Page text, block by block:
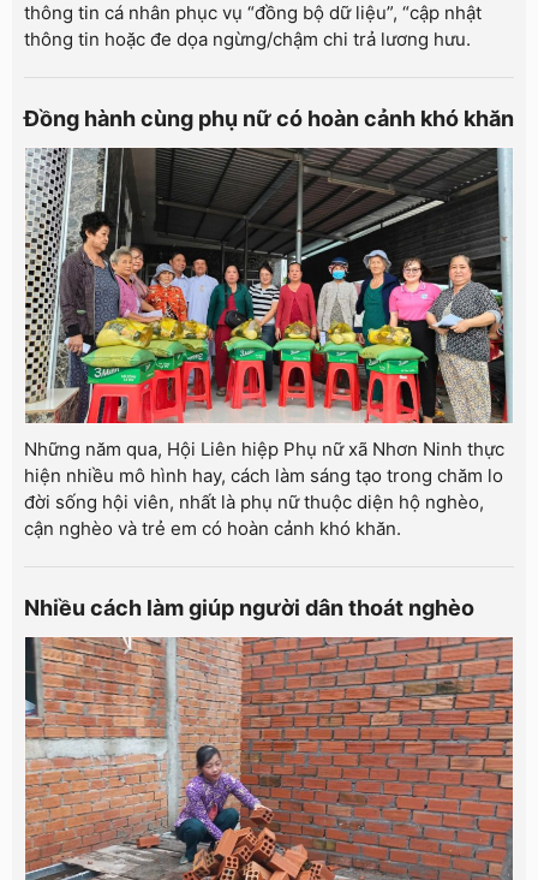
thông tin cá nhân phục vụ “đồng bộ dữ liệu”, “cập nhật
thông tin hoặc đe dọa ngừng/chậm chi trả lương hưu.
Đồng hành cùng phụ nữ có hoàn cảnh khó khăn
Những năm qua, Hội Liên hiệp Phụ nữ xã Nhơn Ninh thực
hiện nhiều mô hình hay, cách làm sáng tạo trong chăm lo
đời sống hội viên, nhất là phụ nữ thuộc diện hộ nghèo,
cận nghèo và trẻ em có hoàn cảnh khó khăn.
Nhiều cách làm giúp người dân thoát nghèo